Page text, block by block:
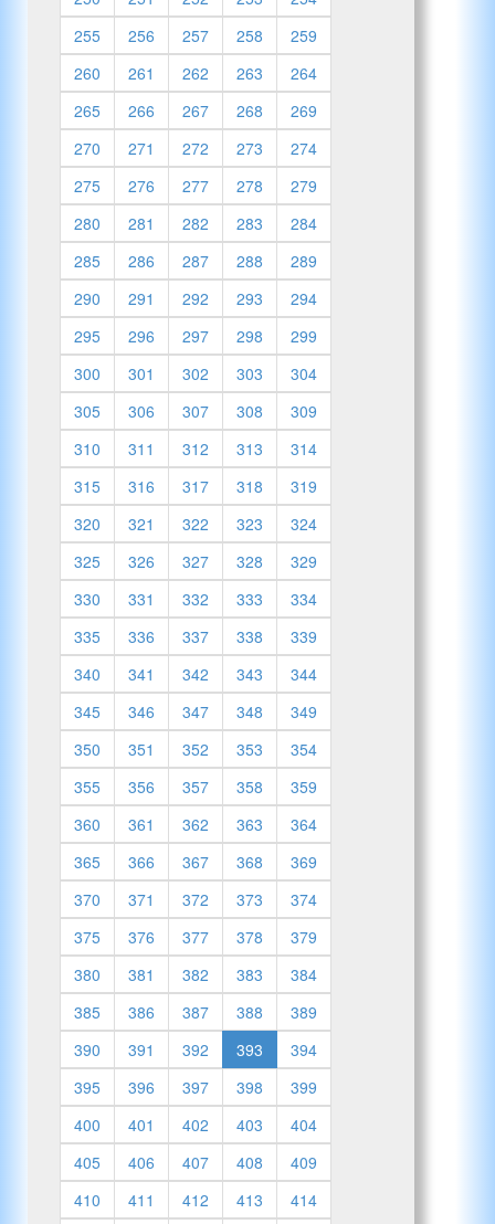
255
256 257 258
259
260
261 262 263
264
265
266 267 268
269
270
271 272 273
274
275
276 277 278
279
280
281 282 283
284
285
286 287 288
289
290
291 292 293
294
295
296 297 298
299
300
301 302 303
304
305
306 307 308
309
310
311 312 313
314
315
316 317 318
319
320
321 322 323
324
325
326 327 328
329
330
331 332 333
334
335
336 337 338
339
340
341 342 343
344
345
346 347 348
349
350
351 352 353
354
355
356 357 358
359
360
361 362 363
364
365
366 367 368
369
370
371 372 373
374
375
376 377 378
379
380
381 382 383
384
385
386 387 388
389
390
391 392 393
394
395
396 397 398
399
400
401 402 403
404
405
406 407 408
409
410
411 412 413 414